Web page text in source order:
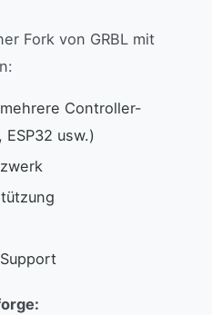
Fork von GRBL mit
Controller-
usw.)